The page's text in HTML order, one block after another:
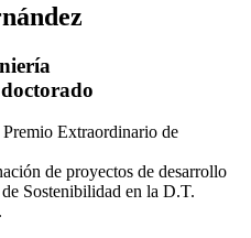
Extraordinario de
de proyectos de desarrollo
Sostenibilidad en la D.T.